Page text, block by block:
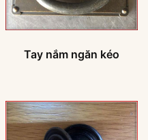
Tay nắm ngăn kéo